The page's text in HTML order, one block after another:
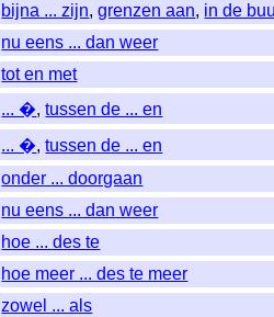
bijna ... zijn,grenzen aan, in de
nu eens ... dan weer
tot en met
... �,tussen de ... en
... �,tussen de ... en
onder ... doorgaan
nu eens ... dan weer
hoe ... des te
hoe meer ... des te meer
zowel ... als